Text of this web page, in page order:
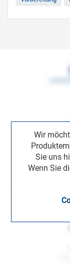
Wir
Sie uns
Wenn Sie